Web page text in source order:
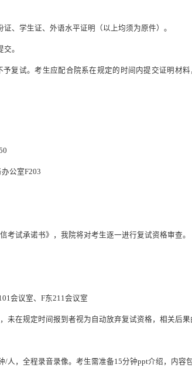
、学生证、外语水平证明（以上均须为原件） 。
交。
复试。考生应配合院系在规定的时间内提交证明材料
办公室F203
考试承诺书》 ，我院将对考生逐一进行复试资格审查。
会议室、 F东211会议室
未在规定时间报到者视为自动放弃复试资格 ， 相关后果
/人，全程录音录像。考生需准备15分钟ppt介绍 ，内容